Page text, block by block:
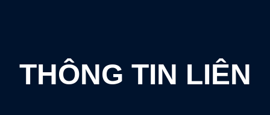
THÔNG TIN LIÊN